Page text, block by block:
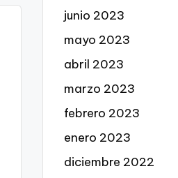
junio 2023
mayo 2023
abril 2023
marzo 2023
febrero 2023
enero 2023
diciembre 2022